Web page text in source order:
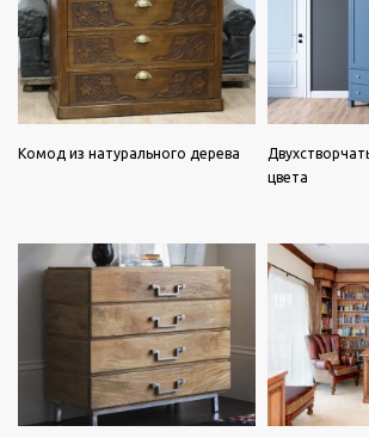
Комод из натурального дерева
цвета